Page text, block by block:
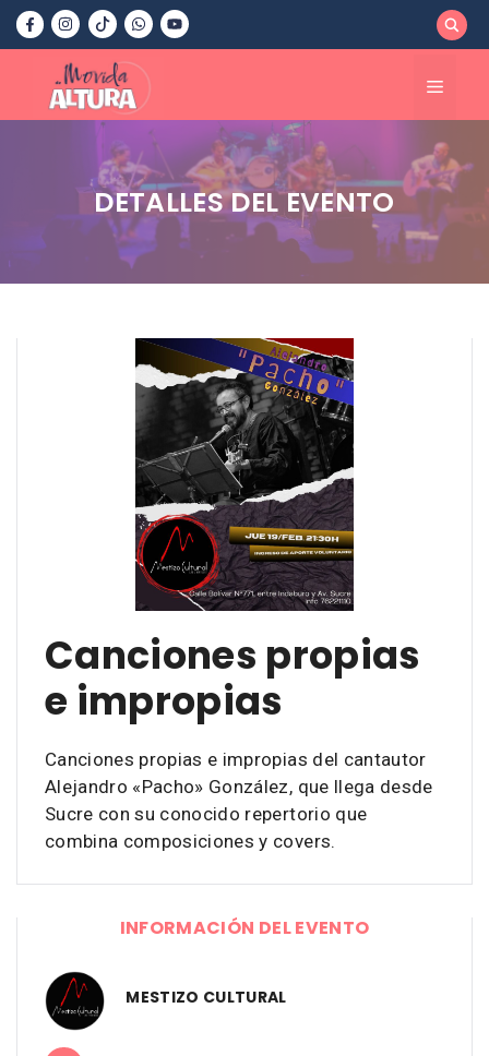
Saltar
contenido
Menú
DETALLES DEL EVENTO
Canciones propias
e impropias
Canciones propias e impropias del cantautor
Alejandro «Pacho» González, que llega desde
Sucre con su conocido repertorio que
combina composiciones y covers.
INFORMACIÓN DEL EVENTO
MESTIZO CULTURAL